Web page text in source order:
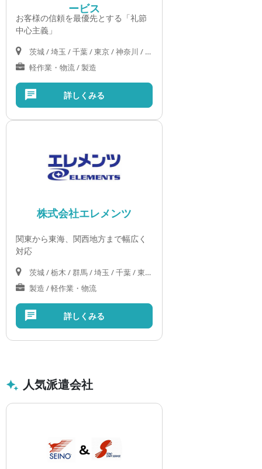
ービス
お客様の信頼を最優先とする「礼節
中心主義」
茨城 / 埼玉 / 千葉 / 東京 / 神奈川 / 岐阜 / 静岡 / 愛知 / 三重 / 滋賀 / 京都 / 大阪 / 兵庫 / 奈良 / 和歌山 / 岡山 / 広島 / 山口
軽作業・物流 / 製造
詳しくみる
株式会社エレメンツ
関東から東海、関西地方まで幅広く
対応
茨城 / 栃木 / 群馬 / 埼玉 / 千葉 / 東京 / 神奈川 / 山梨 / 岐阜 / 静岡 / 愛知 / 三重 / 滋賀 / 京都 / 大阪 / 奈良
製造 / 軽作業・物流
詳しくみる
人気派遣会社